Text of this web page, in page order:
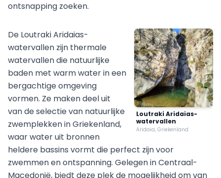
ontsnapping zoeken.
Loutraki Aridaias-
watervallen
Aridaia, Griekenland
De Loutraki Aridaias-
watervallen zijn thermale
watervallen die natuurlijke
baden met warm water in een
bergachtige omgeving
vormen. Ze maken deel uit
van de selectie van natuurlijke
zwemplekken in Griekenland,
waar water uit bronnen
heldere bassins vormt die perfect zijn voor
zwemmen en ontspanning. Gelegen in Centraal-
Macedonië, biedt deze plek de mogelijkheid om van